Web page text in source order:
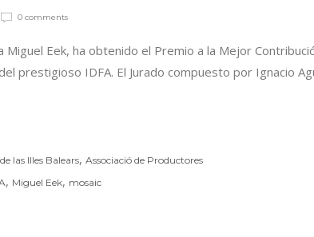
0 comments
Miguel Eek, ha obtenido el Premio a la Mejor
prestigioso IDFA. El Jurado compuesto por Ignacio
las Illes Balears, Associació de Productores
, Miguel Eek, mosaic